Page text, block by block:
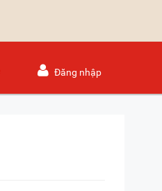
Đăng nhập